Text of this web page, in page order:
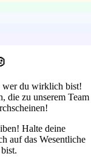
wer du wirklich bist!
die zu unserem Team
Halte deine
auf das Wesentliche